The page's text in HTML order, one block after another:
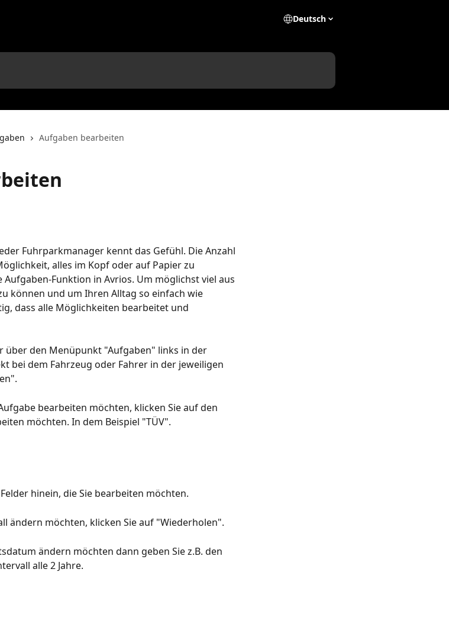
Deutsch
Aufgaben bearbeiten
Fuhrparkmanager kennt das Gefühl. Die Anzahl
alles im Kopf oder auf Papier zu
Funktion in Avrios. Um möglichst viel aus
können und um Ihren Alltag so einfach wie
dass alle Möglichkeiten bearbeitet und
über den Menüpunkt "Aufgaben" links in der
bei dem Fahrzeug oder Fahrer in der jeweiligen
bearbeiten möchten, klicken Sie auf den
möchten. In dem Beispiel "TÜV".
hinein, die Sie bearbeiten möchten.
ändern möchten, klicken Sie auf "Wiederholen".
ändern möchten dann geben Sie z.B. den
alle 2 Jahre.